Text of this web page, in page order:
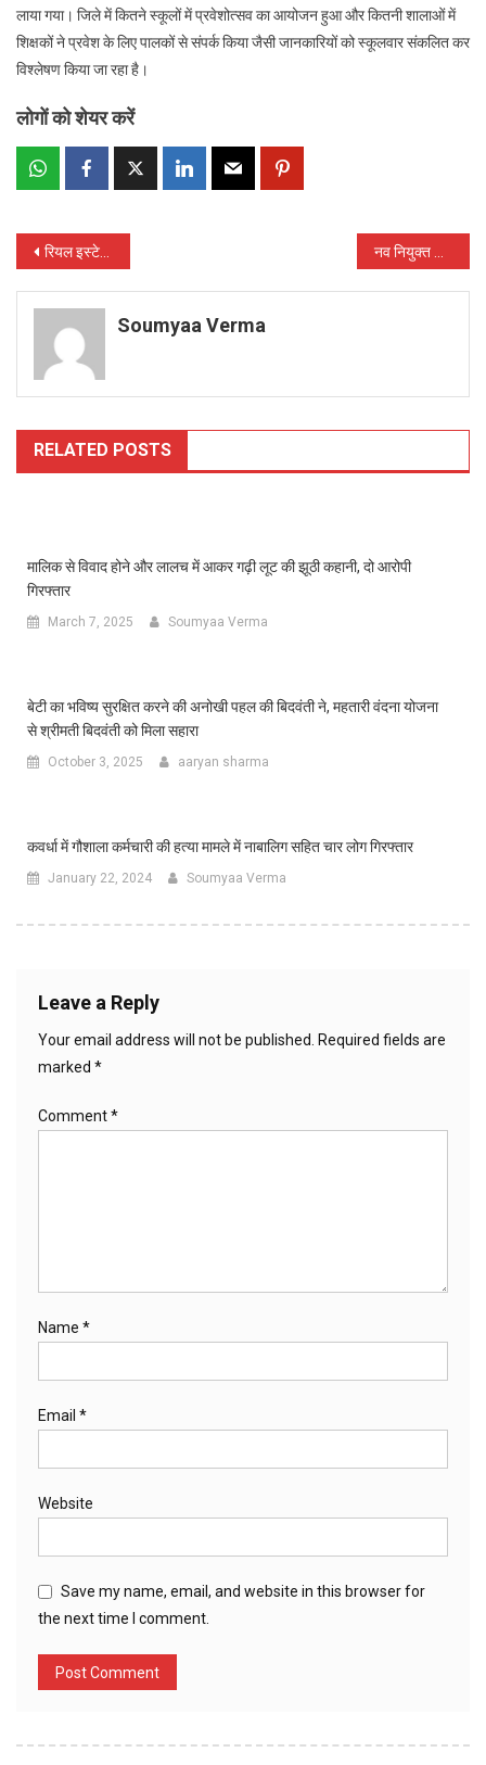
लाया गया। जिले में कितने स्कूलों में प्रवेशोत्सव का आयोजन हुआ और कितनी शालाओं में
शिक्षकों ने प्रवेश के लिए पालकों से संपर्क किया जैसी जानकारियों को स्कूलवार संकलित कर
विश्लेषण किया जा रहा है।
लोगों को शेयर करें
Post
navigation
रियल इस्टेट सेक्टर के उपभोक्ताओं के हितों के संरक्षण का महत्वपूर्ण फोरम है, अपीलेट ट्रिब्यूनल: मुख्यमंत्री भूपेश बघेल
Soumyaa Verma
RELATED POSTS
मालिक से विवाद होने और लालच में आकर गढ़ी लूट की झूठी कहानी, दो आरोपी
गिरफ्तार
March 7, 2025 Soumyaa Verma
बेटी का भविष्य सुरक्षित करने की अनोखी पहल की बिदवंती ने, महतारी वंदना योजना
से श्रीमती बिदवंती को मिला सहारा
October 3, 2025 aaryan sharma
कवर्धा में गौशाला कर्मचारी की हत्या मामले में नाबालिग सहित चार लोग गिरफ्तार
January 22, 2024 Soumyaa Verma
Leave a Reply
Your email address will not be published.
Required fields are
marked *
Comment*
Name *
Email *
Website
Save my name, email, and website in this browser for
the next time I comment.